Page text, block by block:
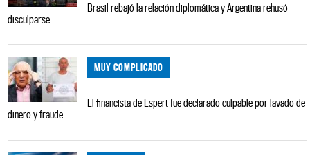
Brasil rebajó la relación diplomática y Argentina rehusó
disculparse
MUY COMPLICADO
El financista de Espert fue declarado culpable por lavado de
dinero y fraude